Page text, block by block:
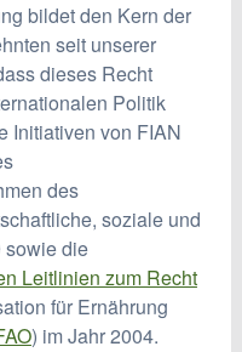
bildet den Kern der
seit unserer
dieses Recht
Politik
Initiativen von FIAN
des
soziale und
sowie die
Leitlinien zum Recht
für Ernährung
) im Jahr 2004.